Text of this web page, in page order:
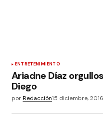
ENTRETENIMIENTO
Ariadne Díaz
Diego
porRedacción15 diciembre, 2016